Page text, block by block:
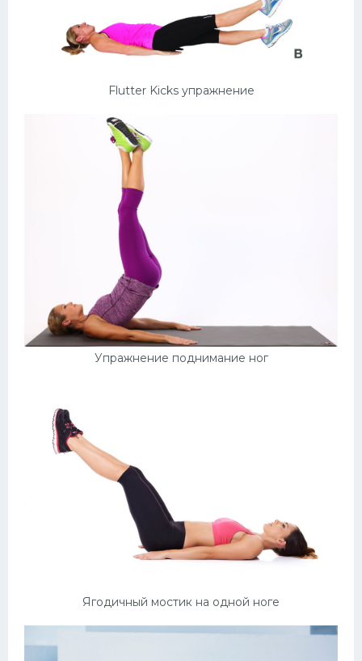
Flutter Kicks упражнение
Упражнение поднимание ног
Ягодичный мостик на одной ноге